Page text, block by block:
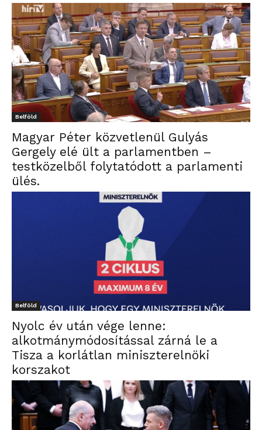
Belföld
Magyar Péter közvetlenül Gulyás
Gergely elé ült a parlamentben –
testközelből folytatódott a parlamenti
ülés.
Belföld
Nyolc év után vége lenne:
alkotmánymódosítással zárná le a
Tisza a korlátlan miniszterelnöki
korszakot